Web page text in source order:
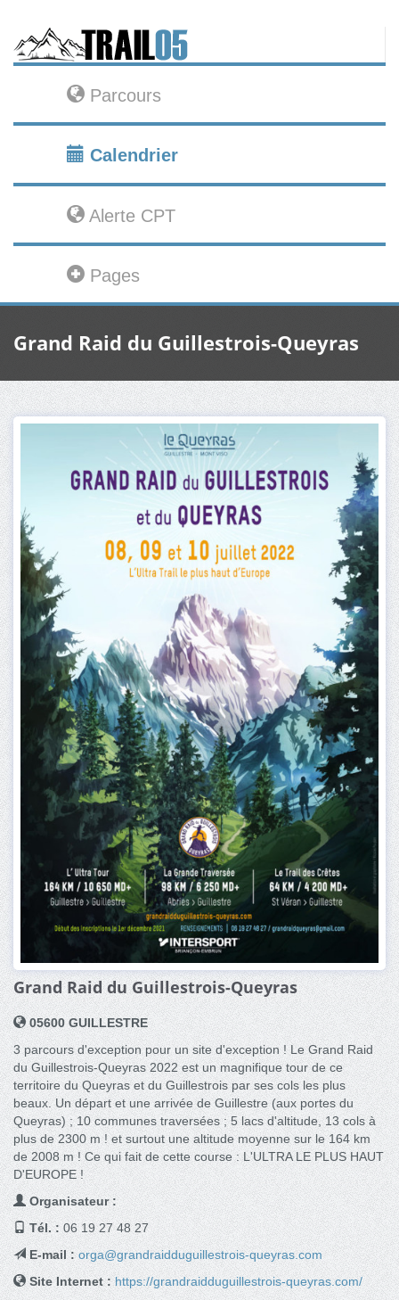
Parcours
Calendrier
Alerte CPT
Pages
Grand Raid du Guillestrois-Queyras
Grand Raid du Guillestrois-Queyras
05600 GUILLESTRE
3 parcours d'exception pour un site d'exception ! Le Grand Raid
du Guillestrois-Queyras 2022 est un magnifique tour de ce
territoire du Queyras et du Guillestrois par ses cols les plus
beaux. Un départ et une arrivée de Guillestre (aux portes du
Queyras) ; 10 communes traversées ; 5 lacs d'altitude, 13 cols à
plus de 2300 m ! et surtout une altitude moyenne sur le 164 km
de 2008 m ! Ce qui fait de cette course : L'ULTRA LE PLUS HAUT
D'EUROPE !
Organisateur :
Tél. : 06 19 27 48 27
E-mail :orga@grandraidduguillestrois-queyras.com
Site Internet :https://grandraidduguillestrois-queyras.com/